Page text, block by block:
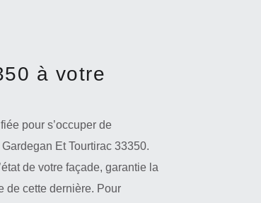
à votre
pour s’occuper de
Et Tourtirac 33350.
de votre façade, garantie la
de cette dernière. Pour